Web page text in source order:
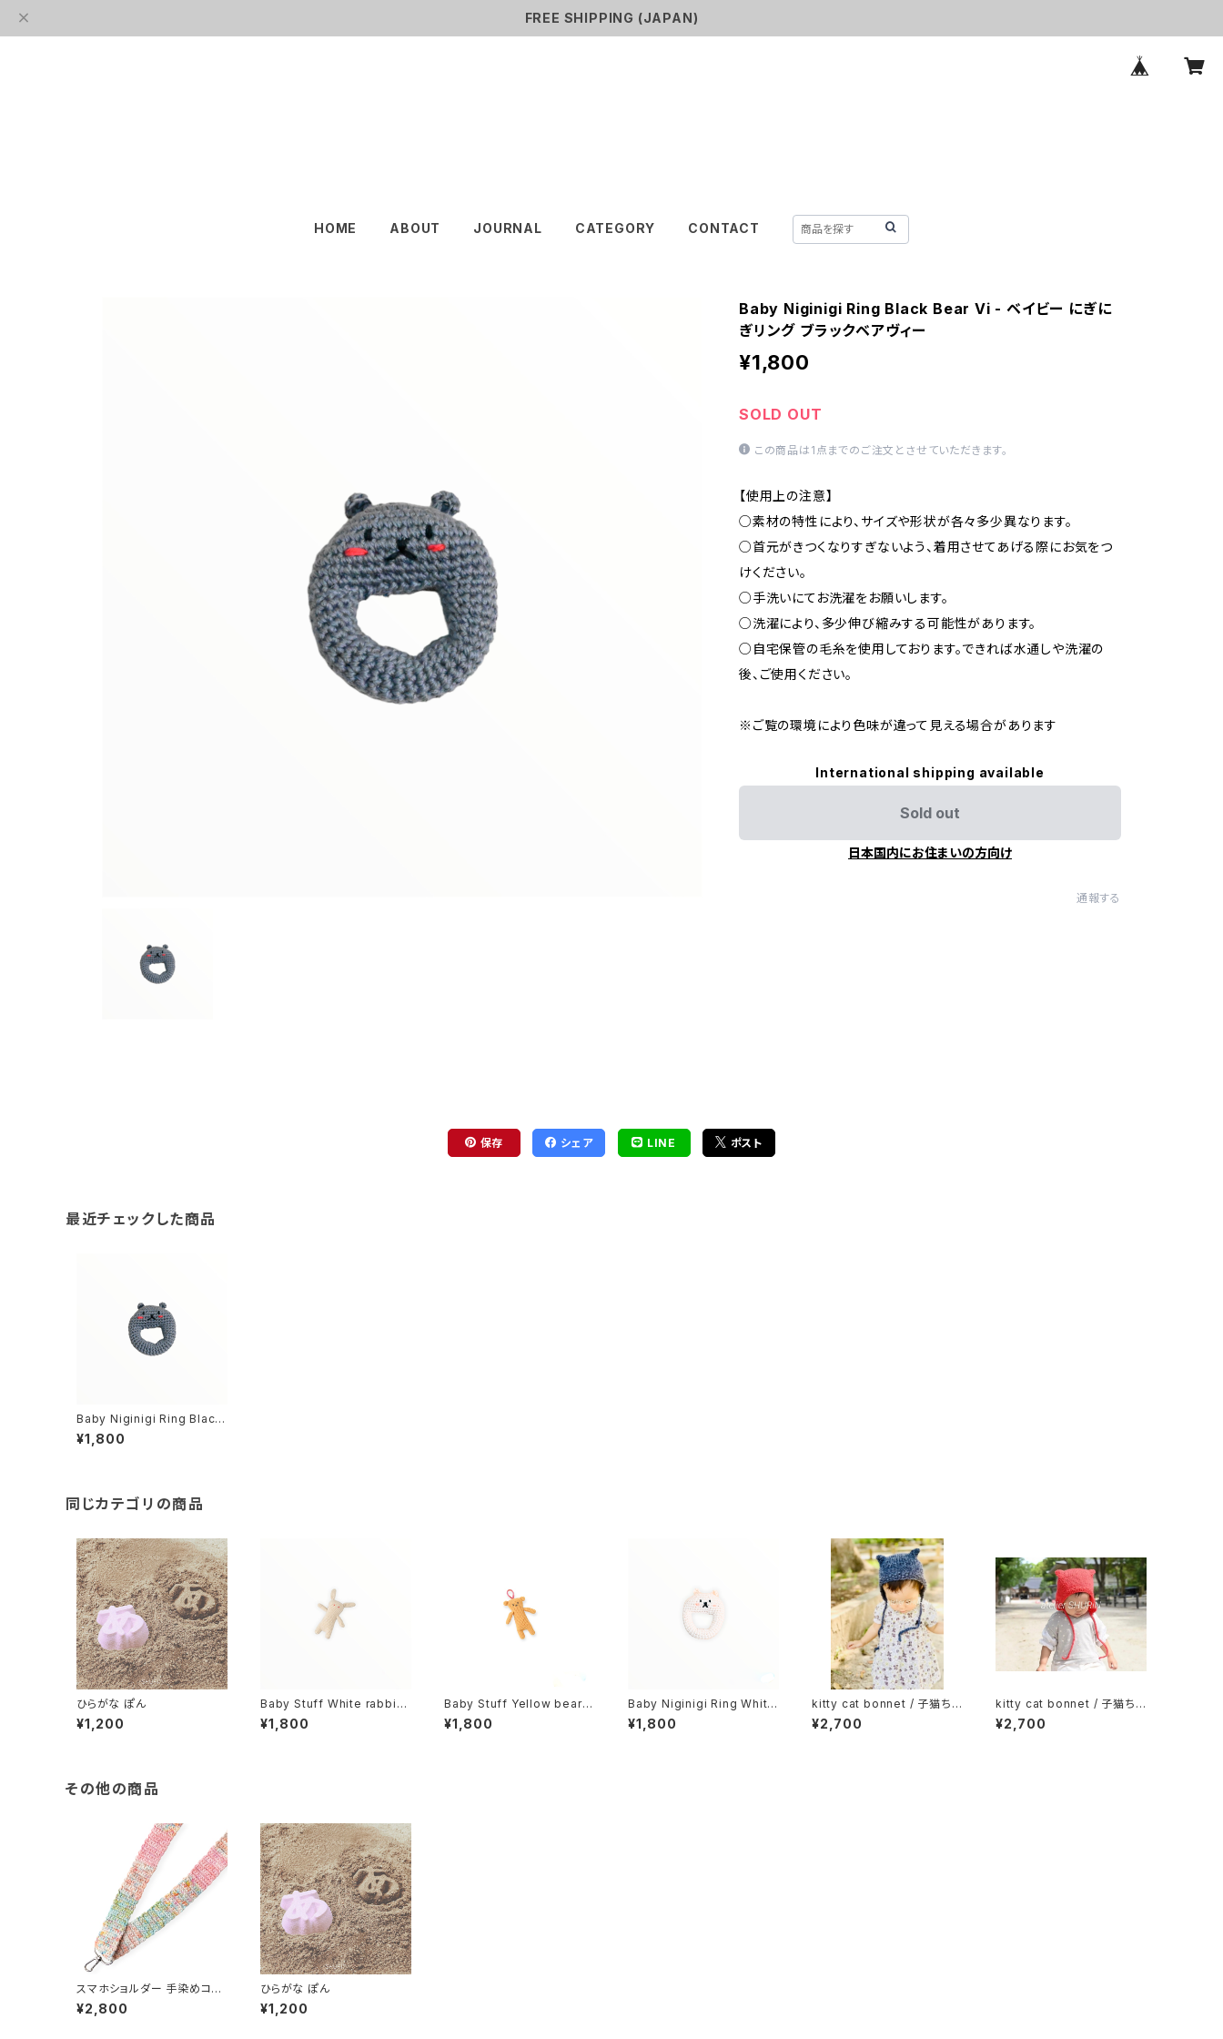
FREE SHIPPING (JAPAN)
HOME ABOUT JOURNAL CATEGORY CONTACT
Baby Niginigi Ring Black Bear Vi - ベイビー にぎに
ぎリング ブラックベアヴィー
¥1,800
SOLD OUT
この商品は1点までのご注文とさせていただきます。
【使用上の注意】
○素材の特性により、サイズや形状が各々多少異なります。
○首元がきつくなりすぎないよう、着用させてあげる際にお気をつ
けください。
○手洗いにてお洗濯をお願いします。
○洗濯により、多少伸び縮みする可能性があります。
○自宅保管の毛糸を使用しております。できれば水通しや洗濯の
後、ご使用ください。
※ご覧の環境により色味が違って見える場合があります
International shipping available
Sold out
日本国内にお住まいの方向け
通報する
保存 シェア LINE ポスト
最近チェックした商品
Baby Niginigi Ring Black
Bear Vi - ベイビー にぎにぎ
リング ブラックベアヴィー
¥1,800
同じカテゴリの商品
ひらがな ぽん
¥1,200
Baby Stuff White rabbit
Woo ベイビー スタッフ ホワ
イト ラビット ウー
¥1,800
Baby Stuff Yellow bear q
i ベイビー スタッフ イエロー
ベアー チー
¥1,800
Baby Niginigi Ring White
Bare Huu - ベイビーにぎに
ぎリング ホワイトベア フー
¥1,800
kitty cat bonnet / 子猫ちゃ
んボンネット_ネイビー
¥2,700
kitty cat bonnet / 子猫ちゃ
んボンネット_赤ずきん
¥2,700
その他の商品
スマホショルダー 手染めコッ
トン100% 淡レインボー スマ
ホストラップ
¥2,800
ひらがな ぽん
¥1,200